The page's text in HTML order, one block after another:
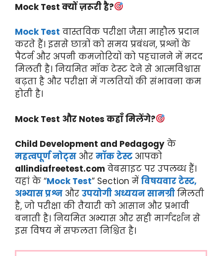
Mock Test क्यों ज़रूरी है?
Mock Test वास्तविक परीक्षा जैसा माहौल प्रदान
करते हैं। इससे छात्रों को समय प्रबंधन, प्रश्नों के
पैटर्न और अपनी कमजोरियों को पहचानने में मदद
मिलती है। नियमित मॉक टेस्ट देने से आत्मविश्वास
बढ़ता है और परीक्षा में गलतियों की संभावना कम
होती है।
Mock Test और Notes कहाँ मिलेंगे?
Child Development and Pedagogy के
महत्वपूर्ण नोट्स और मॉक टेस्ट आपको
allindiafreetest.com वेबसाइट पर उपलब्ध हैं।
यहां के “Mock Test” Section में विषयवार टेस्ट,
अभ्यास प्रश्न और उपयोगी अध्ययन सामग्रीमिलती
है, जो परीक्षा की तैयारी को आसान और प्रभावी
बनाती है। नियमित अभ्यास और सही मार्गदर्शन से
इस विषय में सफलता निश्चित है।